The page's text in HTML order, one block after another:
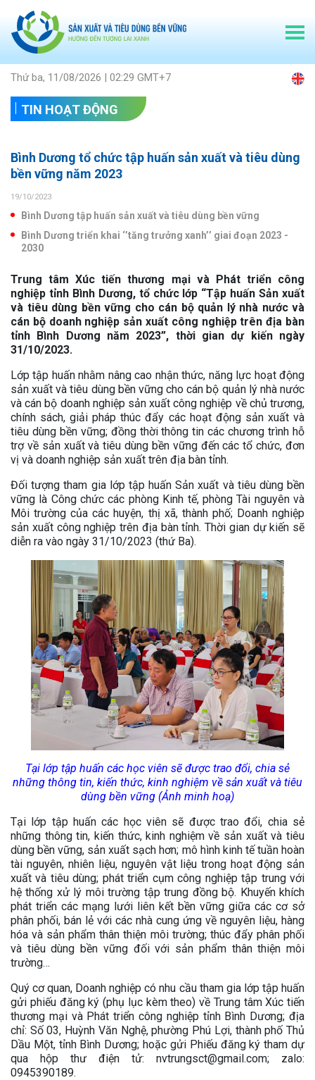
Thứ ba, 11/08/2026 | 02:29 GMT+7
TIN HOẠT ĐỘNG
Bình Dương tổ chức tập huấn sản xuất và tiêu dùng
bền vững năm 2023
19/10/2023
Bình Dương tập huấn sản xuất và tiêu dùng bền vững
Bình Dương triển khai ‘’tăng trưởng xanh’’ giai đoạn 2023 -
2030
Trung tâm Xúc tiến thương mại và Phát triển công
nghiệp tỉnh Bình Dương, tổ chức lớp “Tập huấn Sản xuất
và tiêu dùng bền vững cho cán bộ quản lý nhà nước và
cán bộ doanh nghiệp sản xuất công nghiệp trên địa bàn
tỉnh Bình Dương năm 2023”, thời gian dự kiến ngày
31/10/2023.
Lớp tập huấn nhằm nâng cao nhận thức, năng lực hoạt động
sản xuất và tiêu dùng bền vững cho cán bộ quản lý nhà nước
và cán bộ doanh nghiệp sản xuất công nghiệp về chủ trương,
chính sách, giải pháp thúc đẩy các hoạt động sản xuất và
tiêu dùng bền vững; đồng thời thông tin các chương trình hỗ
trợ về sản xuất và tiêu dùng bền vững đến các tổ chức, đơn
vị và doanh nghiệp sản xuất trên địa bàn tỉnh.
Đối tượng tham gia lớp tập huấn Sản xuất và tiêu dùng bền
vững là Công chức các phòng Kinh tế, phòng Tài nguyên và
Môi trường của các huyện, thị xã, thành phố; Doanh nghiệp
sản xuất công nghiệp trên địa bàn tỉnh. Thời gian dự kiến sẽ
diễn ra vào ngày 31/10/2023 (thứ Ba).
Tại lớp tập huấn các học viên sẽ được trao đổi, chia sẻ
những thông tin, kiến thức, kinh nghiệm về sản xuất và tiêu
dùng bền vững (Ảnh minh hoạ)
Tại lớp tập huấn các học viên sẽ được trao đổi, chia sẻ
những thông tin, kiến thức, kinh nghiệm về sản xuất và tiêu
dùng bền vững, sản xuất sạch hơn; mô hình kinh tế tuần hoàn
tài nguyên, nhiên liệu, nguyên vật liệu trong hoạt động sản
xuất và tiêu dùng; phát triển cụm công nghiệp tập trung với
hệ thống xử lý môi trường tập trung đồng bộ. Khuyến khích
phát triển các mạng lưới liên kết bền vững giữa các cơ sở
phân phối, bán lẻ với các nhà cung ứng về nguyên liệu, hàng
hóa và sản phẩm thân thiện môi trường; thúc đẩy phân phối
và tiêu dùng bền vững đối với sản phẩm thân thiện môi
trường…
Quý cơ quan, Doanh nghiệp có nhu cầu tham gia lớp tập huấn
gửi phiếu đăng ký (phụ lục kèm theo) về Trung tâm Xúc tiến
thương mại và Phát triển công nghiệp tỉnh Bình Dương; địa
chỉ: Số 03, Huỳnh Văn Nghệ, phường Phú Lợi, thành phố Thủ
Dầu Một, tỉnh Bình Dương; hoặc gửi Phiếu đăng ký tham dự
qua hộp thư điện tử: nvtrungsct@gmail.com; zalo:
0945390189.